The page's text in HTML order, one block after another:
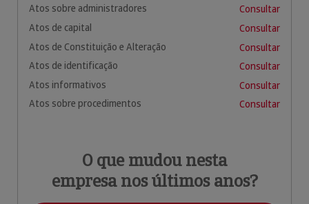
Atos sobre administradores
Consultar
Atos de capital
Consultar
Atos de Constituição e Alteração
Consultar
Atos de identificação
Consultar
Atos informativos
Consultar
Atos sobre procedimentos
Consultar
O que mudou nesta
empresa nos últimos anos?